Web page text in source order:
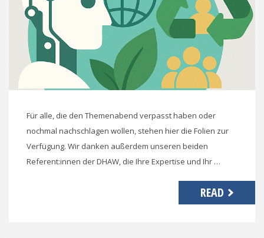
Für alle, die den Themenabend verpasst haben oder
nochmal nachschlagen wollen, stehen hier die Folien zur
Verfügung. Wir danken außerdem unseren beiden
Referent:innen der DHAW, die Ihre Expertise und Ihr …
READ